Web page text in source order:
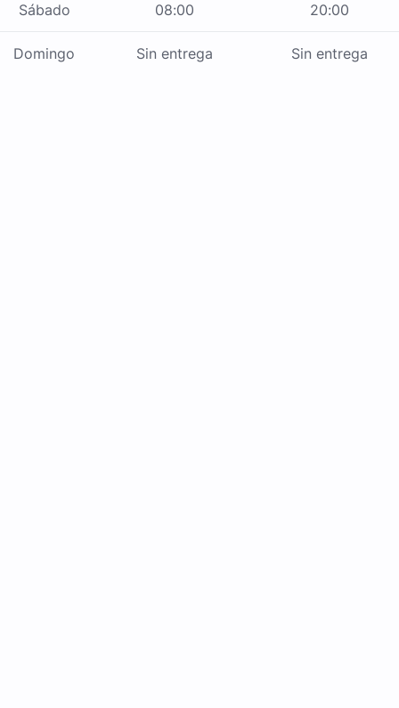
Sábado 08:00 20:00
Domingo Sin entrega Sin entrega